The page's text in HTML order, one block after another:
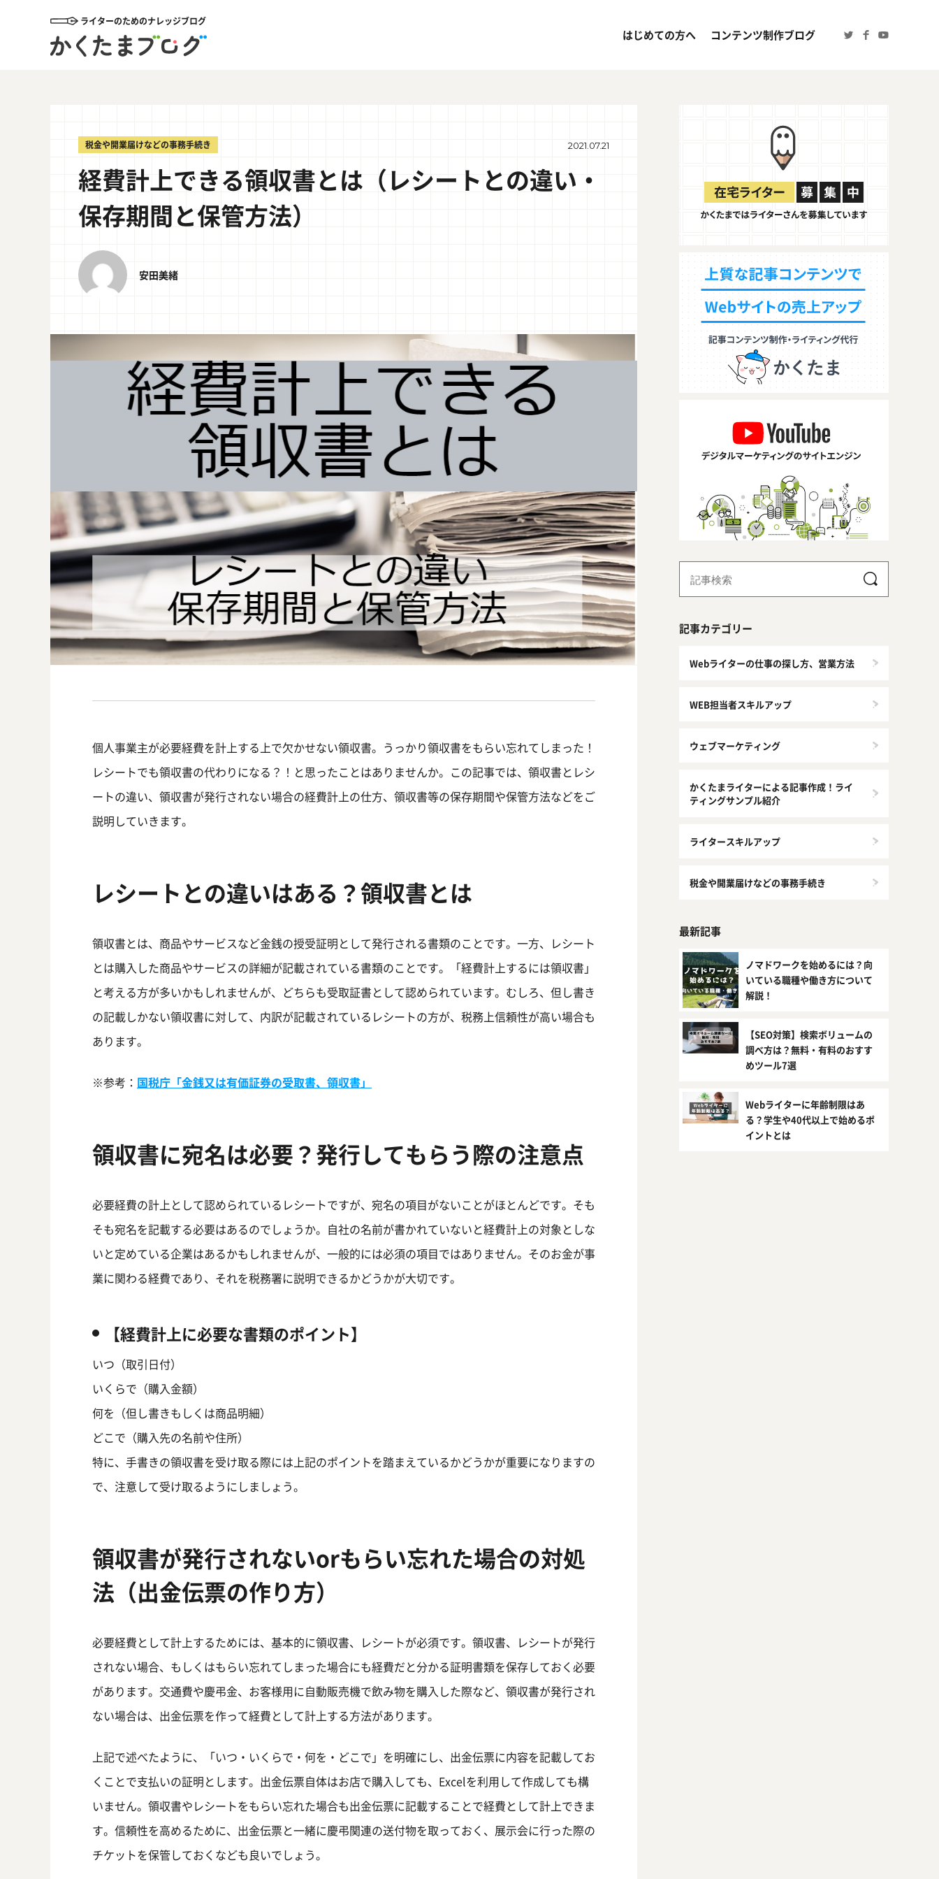
ライターのためのナレッジブログ
はじめての方へ コンテンツ制作ブログ
税金や開業届けなどの事務手続き 2021.07.21
経費計上できる領収書とは（レシートとの違い・
保存期間と保管方法）
安田美緒
個人事業主が必要経費を計上する上で欠かせない領収書。うっかり領収書をもらい忘れてしまった！
レシートでも領収書の代わりになる？！と思ったことはありませんか。この記事では、領収書とレシ
ートの違い、領収書が発行されない場合の経費計上の仕方、領収書等の保存期間や保管方法などをご
説明していきます。
レシートとの違いはある？領収書とは
領収書とは、商品やサービスなど金銭の授受証明として発行される書類のことです。一方、レシート
とは購入した商品やサービスの詳細が記載されている書類のことです。「経費計上するには領収書」
と考える方が多いかもしれませんが、どちらも受取証書として認められています。むしろ、但し書き
の記載しかない領収書に対して、内訳が記載されているレシートの方が、税務上信頼性が高い場合も
あります。
※参考： 国税庁「金銭又は有価証券の受取書、領収書」
領収書に宛名は必要？発行してもらう際の注意点
必要経費の計上として認められているレシートですが、宛名の項目がないことがほとんどです。そも
そも宛名を記載する必要はあるのでしょうか。自社の名前が書かれていないと経費計上の対象としな
いと定めている企業はあるかもしれませんが、一般的には必須の項目ではありません。そのお金が事
業に関わる経費であり、それを税務署に説明できるかどうかが大切です。
【経費計上に必要な書類のポイント】
いつ（取引日付）
いくらで（購入金額）
何を（但し書きもしくは商品明細）
どこで（購入先の名前や住所）
特に、手書きの領収書を受け取る際には上記のポイントを踏まえているかどうかが重要になりますの
で、注意して受け取るようにしましょう。
領収書が発行されないorもらい忘れた場合の対処
法（出金伝票の作り方）
必要経費として計上するためには、基本的に領収書、レシートが必須です。領収書、レシートが発行
されない場合、もしくはもらい忘れてしまった場合にも経費だと分かる証明書類を保存しておく必要
があります。交通費や慶弔金、お客様用に自動販売機で飲み物を購入した際など、領収書が発行され
ない場合は、出金伝票を作って経費として計上する方法があります。
上記で述べたように、「いつ・いくらで・何を・どこで」を明確にし、出金伝票に内容を記載してお
くことで支払いの証明とします。出金伝票自体はお店で購入しても、Excelを利用して作成しても構
いません。領収書やレシートをもらい忘れた場合も出金伝票に記載することで経費として計上できま
す。信頼性を高めるために、出金伝票と一緒に慶弔関連の送付物を取っておく、展示会に行った際の
チケットを保管しておくなども良いでしょう。
記事カテゴリー
Webライターの仕事の探し方、営業方法
WEB担当者スキルアップ
ウェブマーケティング
かくたまライターによる記事作成！ライ
ティングサンプル紹介
ライタースキルアップ
税金や開業届けなどの事務手続き
最新記事
ノマドワークを始めるには？向
いている職種や働き方について
解説！
【SEO対策】検索ボリュームの
調べ方は？無料・有料のおすす
めツール7選
Webライターに年齢制限はあ
る？学生や40代以上で始めるポ
イントとは